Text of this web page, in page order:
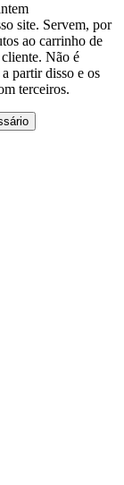
site. Servem, por
ao carrinho de
Não é
partir disso e os
terceiros.